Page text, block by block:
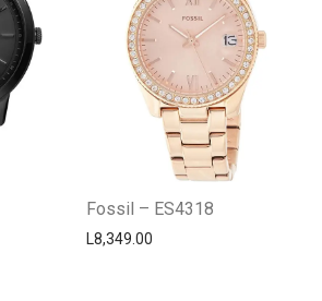
Fossil – ES4318
L8,349.00